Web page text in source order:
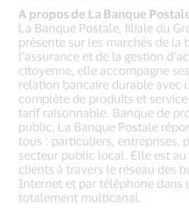
A propos de La Banque
La Banque Postale, filiale du
présente sur les marchés de la
l’assurance et de la gestion
citoyenne, elle accompagne
relation bancaire durable avec
complète de produits et
tarif raisonnable. Banque de
public, La Banque Postale
tous : particuliers, entreprises,
secteur public local. Elle est au
clients à travers le réseau des
Internet et par téléphone dans
totalement multicanal.